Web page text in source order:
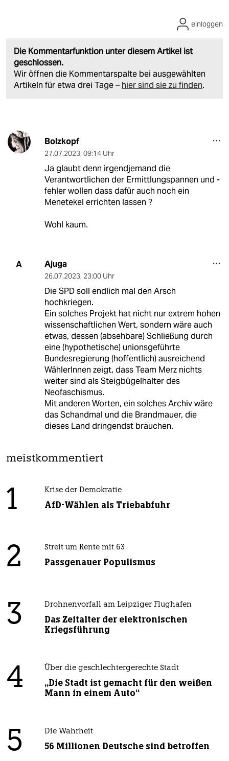
Die Kommentarfunktion unter diesem Artikel ist
geschlossen.
Wir öffnen die Kommentarspalte bei ausgewählten
Artikeln für etwa drei Tage – hier sind sie zu finden.
einloggen
Bolzkopf
27.07.2023, 09:14 Uhr
Ja glaubt denn irgendjemand die
Verantwortlichen der Ermittlungspannen und -
fehler wollen dass dafür auch noch ein
Menetekel errichten lassen ?
Wohl kaum.
A Ajuga
26.07.2023, 23:00 Uhr
Die SPD soll endlich mal den Arsch
hochkriegen.
Ein solches Projekt hat nicht nur extrem hohen
wissenschaftlichen Wert, sondern wäre auch
etwas, dessen (absehbare) Schließung durch
eine (hypothetische) unionsgeführte
Bundesregierung (hoffentlich) ausreichend
WählerInnen zeigt, dass Team Merz nichts
weiter sind als Steigbügelhalter des
Neofaschismus.
Mit anderen Worten, ein solches Archiv wäre
das Schandmal und die Brandmauer, die
dieses Land dringendst brauchen.
meistkommentiert
1 Krise der Demokratie
AfD-Wählen als Triebabfuhr
2 Streit um Rente mit 63
Passgenauer Populismus
3 Drohnenvorfall am Leipziger Flughafen
Das Zeitalter der elektronischen
Kriegsführung
4 Über die geschlechtergerechte Stadt
„Die Stadt ist gemacht für den weißen
Mann in einem Auto“
5 Die Wahrheit
56 Millionen Deutsche sind betroffen